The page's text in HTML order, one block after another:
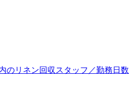
のリネン回収スタッフ／勤務日数